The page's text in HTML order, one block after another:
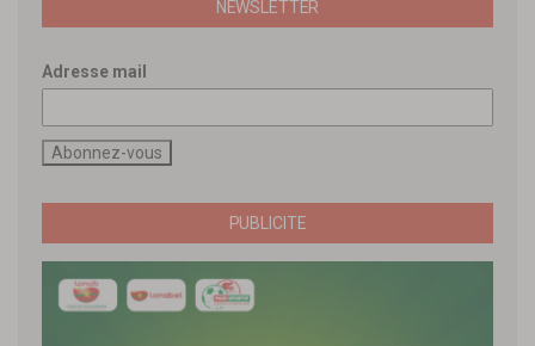
NEWSLETTER
Adresse mail
PUBLICITE